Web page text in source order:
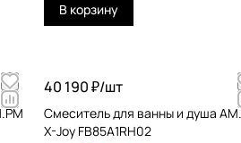
В корзину
40 190 ₽/шт
Смеситель для ванны и душа
X-Joy FB85A1RH02